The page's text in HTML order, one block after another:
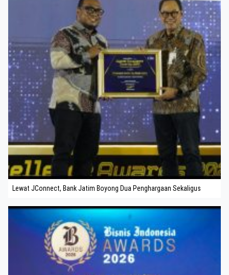
Lewat JConnect, Bank Jatim Boyong Dua Penghargaan Sekaligus